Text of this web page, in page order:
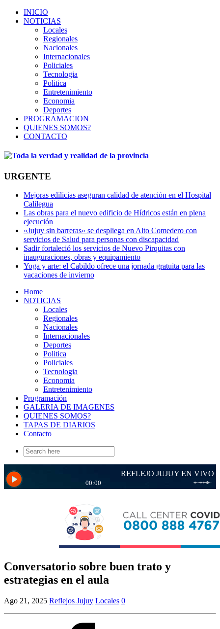
INICIO
NOTICIAS
Locales
Regionales
Nacionales
Internacionales
Policiales
Tecnologia
Politica
Entretenimiento
Economia
Deportes
PROGRAMACION
QUIENES SOMOS?
CONTACTO
URGENTE
Mejoras edilicias aseguran calidad de atención en el Hospital
Calilegua
Las obras para el nuevo edificio de Hídricos están en plena
ejecución
«Jujuy sin barreras» se despliega en Alto Comedero con
servicios de Salud para personas con discapacidad
Sadir fortaleció los servicios de Nuevo Pirquitas con
inauguraciones, obras y equipamiento
Yoga y arte: el Cabildo ofrece una jornada gratuita para las
vacaciones de invierno
Home
NOTICIAS
Locales
Regionales
Nacionales
Internacionales
Deportes
Politica
Policiales
Tecnologia
Economia
Entretenimiento
Programación
GALERIA DE IMAGENES
QUIENES SOMOS?
TAPAS DE DIARIOS
Contacto
Search
for:
Conversatorio sobre buen trato y
estrategias en el aula
Ago 21, 2025 Reflejos Jujuy Locales 0